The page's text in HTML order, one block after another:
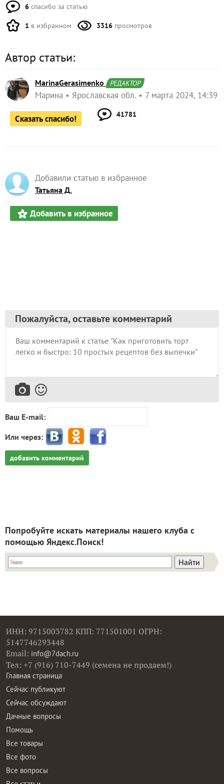
6 спасибо за статью
1 в избранном 3316 просмотров
Автор статьи:
MarinaGerasimenko РЕДАКТОР
Марина Ярославская обл. 7 марта 2024, 14:39
Сказать спасибо! 41781
Добавили статью в избранное
Татьяна Д.
Добавить в избранное
Пожалуйста, оставьте комментарий
Ваш E-mail:
Или через:
добавить комментарий
Попробуйте искать материалы нашего клуба с
помощью Яндекс.Поиск!
ИНН: 9715003782 КПП: 771501001 ОГРН:
5147746293448
Email: info@7dach.ru
Тел: +7 (916) 710-7449 (семена не продаем!)
Главная страница
Сейчас публикуют
Сейчас обсуждают
Дачные вопросы
Помощь
Все товары
Все фото
Все вопросы